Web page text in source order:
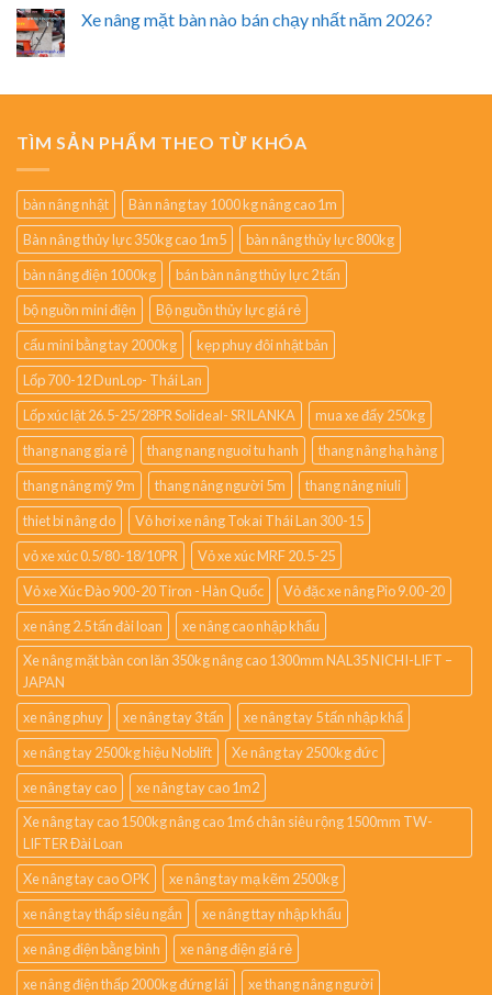
Xe nâng mặt bàn nào bán chạy nhất năm 2026?
TÌM SẢN PHẨM THEO TỪ KHÓA
bàn nâng nhật
Bàn nâng tay 1000 kg nâng cao 1m
Bàn nâng thủy lực 350kg cao 1m5
bàn nâng thủy lực 800kg
bàn nâng điện 1000kg
bán bàn nâng thủy lực 2 tấn
bộ nguồn mini điện
Bộ nguồn thủy lực giá rẻ
cẩu mini bằng tay 2000kg
kẹp phuy đôi nhật bản
Lốp 700-12 DunLop- Thái Lan
Lốp xúc lật 26.5-25/28PR Solideal- SRILANKA
mua xe đẩy 250kg
thang nang gia rẻ
thang nang nguoi tu hanh
thang nâng hạ hàng
thang nâng mỹ 9m
thang nâng người 5m
thang nâng niuli
thiet bi nâng do
Vỏ hơi xe nâng Tokai Thái Lan 300-15
vỏ xe xúc 0.5/80-18/10PR
Vỏ xe xúc MRF 20.5-25
Vỏ xe Xúc Đào 900-20 Tiron - Hàn Quốc
Vỏ đặc xe nâng Pio 9.00-20
xe nâng 2.5 tấn đài loan
xe nâng cao nhập khẩu
Xe nâng mặt bàn con lăn 350kg nâng cao 1300mm NAL35 NICHI-LIFT –
JAPAN
xe nâng phuy
xe nâng tay 3 tấn
xe nâng tay 5 tấn nhập khẩ
xe nâng tay 2500kg hiệu Noblift
Xe nâng tay 2500kg đức
xe nâng tay cao
xe nâng tay cao 1m2
Xe nâng tay cao 1500kg nâng cao 1m6 chân siêu rộng 1500mm TW-
LIFTER Đài Loan
Xe nâng tay cao OPK
xe nâng tay mạ kẽm 2500kg
xe nâng tay thấp siêu ngắn
xe nâng ttay nhập khẩu
xe nâng điện bằng bình
xe nâng điện giá rẻ
xe nâng điện thấp 2000kg đứng lái
xe thang nâng người